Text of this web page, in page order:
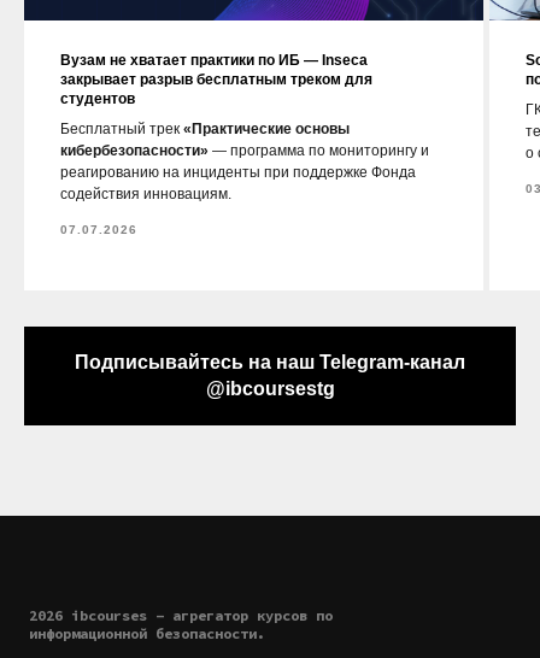
Вузам не хватает практики по ИБ — Inseca
закрывает разрыв бесплатным треком для
студентов
Бесплатный трек «Практические основы
кибербезопасности» — программа по мониторингу и
реагированию на инциденты при поддержке Фонда
содействия инновациям.
07.07.2026
о
Подписывайтесь на наш Telegram-канал
@ibcoursestg
2026 ibcourses - агрегатор курсов по
информационной безопасности.